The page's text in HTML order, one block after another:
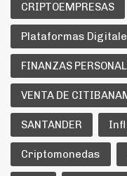
CRIPTOEMPRESAS
Plataformas
FINANZAS
VENTA DE
SANTANDER
Criptomonedas